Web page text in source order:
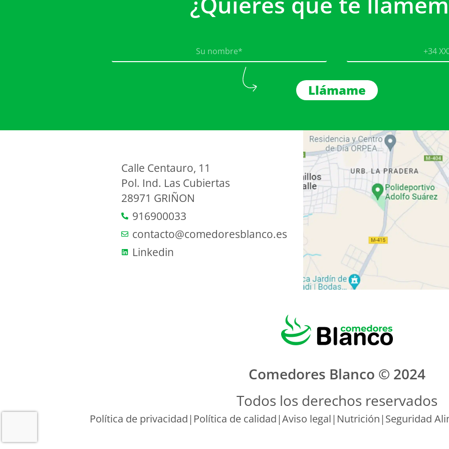
Llámame
Calle Centauro, 11
Pol. Ind. Las Cubiertas
28971 GRIÑON
916900033
contacto@comedoresblanco.es
Linkedin
Comedores Blanco © 2024
Todos los derechos reservados
Política de privacidad| Política de calidad|Aviso legal| Nutrición|Seguridad